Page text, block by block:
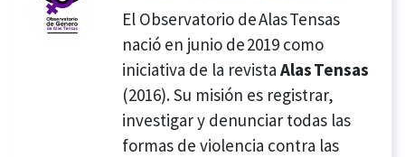
El Observatorio de Alas Tensas
nació en junio de 2019 como
iniciativa de la revista Alas Tensas
(2016). Su misión es registrar,
investigar y denunciar todas las
formas de violencia contra las